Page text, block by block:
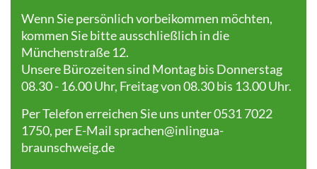
Wenn Sie persönlich vorbeikommen möchten,
kommen Sie bitte ausschließlich in die
Münchenstraße 12.
Unsere Bürozeiten sind Montag bis Donnerstag
08.30 - 16.00 Uhr, Freitag von 08.30 bis 13.00 Uhr.
Per Telefon erreichen Sie uns unter 0531 7022
1750, per E-Mail sprachen@inlingua-
braunschweig.de